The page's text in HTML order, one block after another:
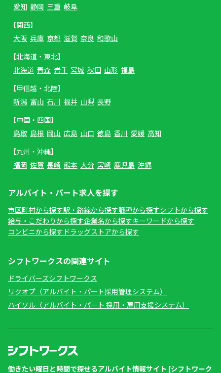
愛知 静岡 三重 岐阜
【関西】
大阪 兵庫 京都 滋賀 奈良 和歌山
【北海道・東北】
北海道 青森 岩手 宮城 秋田 山形 福島
【甲信越・北陸】
新潟 富山 石川 福井 山梨 長野
【中国・四国】
鳥取 島根 岡山 広島 山口 徳島 香川 愛媛 高知
【九州・沖縄】
福岡 佐賀 長崎 熊本 大分 宮崎 鹿児島 沖縄
アルバイト・パート求人を探す
市区町村から探す駅・路線から探す職種から探すシフトから探す
給与・こだわりから探す企業名から探すキーワードから探す
コンビニから探す ドラッグストアから探す
シフトワークスの関連サイト
ドライバーズシフトワークス
リクオプ（アルバイト・パート採用管理システム）
ハイソル（アルバイト・パート 採用・雇用支援システム）
働きたい曜日と時間で探せるアルバイト情報サイト [シフトワーク